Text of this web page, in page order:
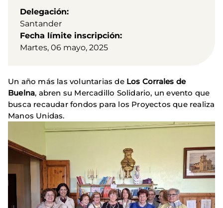
Delegación
Santander
Fecha límite inscripción
Martes, 06 mayo, 2025
Un año más las voluntarias de Los Corrales de
Buelna, abren su Mercadillo Solidario, un evento que
busca recaudar fondos para los Proyectos que realiza
Manos Unidas.